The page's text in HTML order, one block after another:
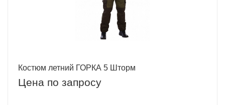
Костюм летний ГОРКА 5 Шторм
Цена по запросу